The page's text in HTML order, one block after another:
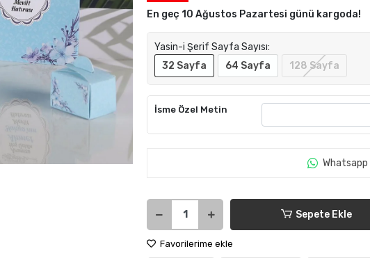
En geç 10 Ağustos Pazartesi günü kargoda!
Yasin-i Şerif Sayfa Sayısı:
32 Sayfa
64 Sayfa 128 Sayfa
İsme Özel Metin
Whatsapp
Sepete Ekle
Favorilerime ekle